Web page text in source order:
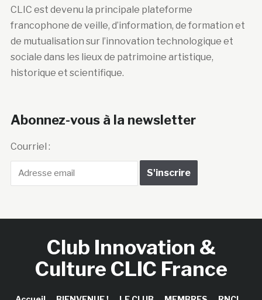
CLIC est devenu la principale plateforme
francophone de veille, d’information, de formation et
de mutualisation sur l’innovation technologique et
sociale dans les lieux de patrimoine artistique,
historique et scientifique.
Abonnez-vous à la newsletter
Courriel :
Club Innovation &
Culture CLIC France